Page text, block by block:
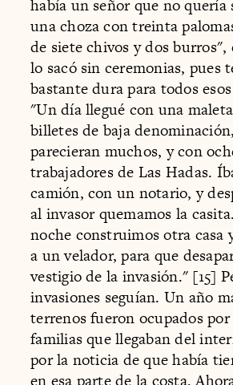
había un señor que no quería
una choza con treinta
de siete chivos y dos
lo sacó sin ceremonias, pues
bastante dura para todos
"Un día llegué con una
billetes de baja
parecieran muchos, y con
trabajadores de Las Hadas.
camión, con un notario, y
al invasor quemamos la
noche construimos otra casa
a un velador, para que
vestigio de la invasión." [15]
invasiones seguían. Un año
terrenos fueron ocupados por
familias que llegaban del
por la noticia de que había
en esa parte de la costa.